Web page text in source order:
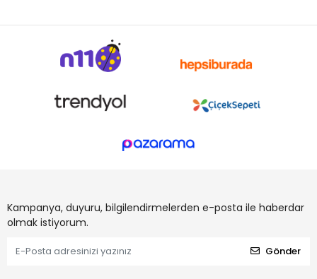
Kampanya, duyuru, bilgilendirmelerden e-posta ile haberdar
olmak istiyorum.
Gönder